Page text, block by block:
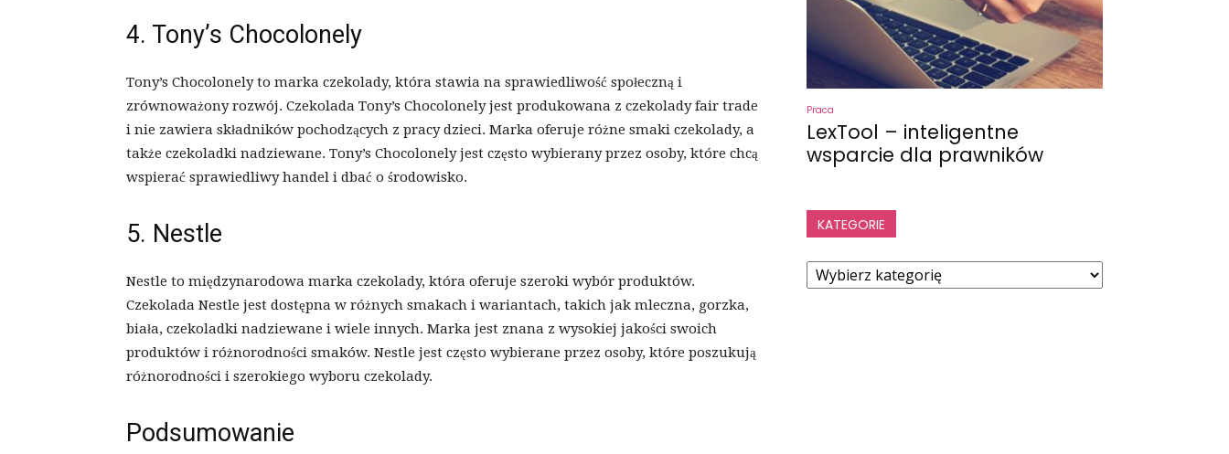
4. Tony’s Chocolonely
Tony’s Chocolonely to marka czekolady, która stawia na sprawiedliwość społeczną i
zrównoważony rozwój. Czekolada Tony’s Chocolonely jest produkowana z czekolady fair trade
i nie zawiera składników pochodzących z pracy dzieci. Marka oferuje różne smaki czekolady, a
także czekoladki nadziewane. Tony’s Chocolonely jest często wybierany przez osoby, które chcą
wspierać sprawiedliwy handel i dbać o środowisko.
5. Nestle
Nestle to międzynarodowa marka czekolady, która oferuje szeroki wybór produktów.
Czekolada Nestle jest dostępna w różnych smakach i wariantach, takich jak mleczna, gorzka,
biała, czekoladki nadziewane i wiele innych. Marka jest znana z wysokiej jakości swoich
produktów i różnorodności smaków. Nestle jest często wybierane przez osoby, które poszukują
różnorodności i szerokiego wyboru czekolady.
Podsumowanie
Praca
LexTool – inteligentne
wsparcie dla prawników
KATEGORIE
Kategorie